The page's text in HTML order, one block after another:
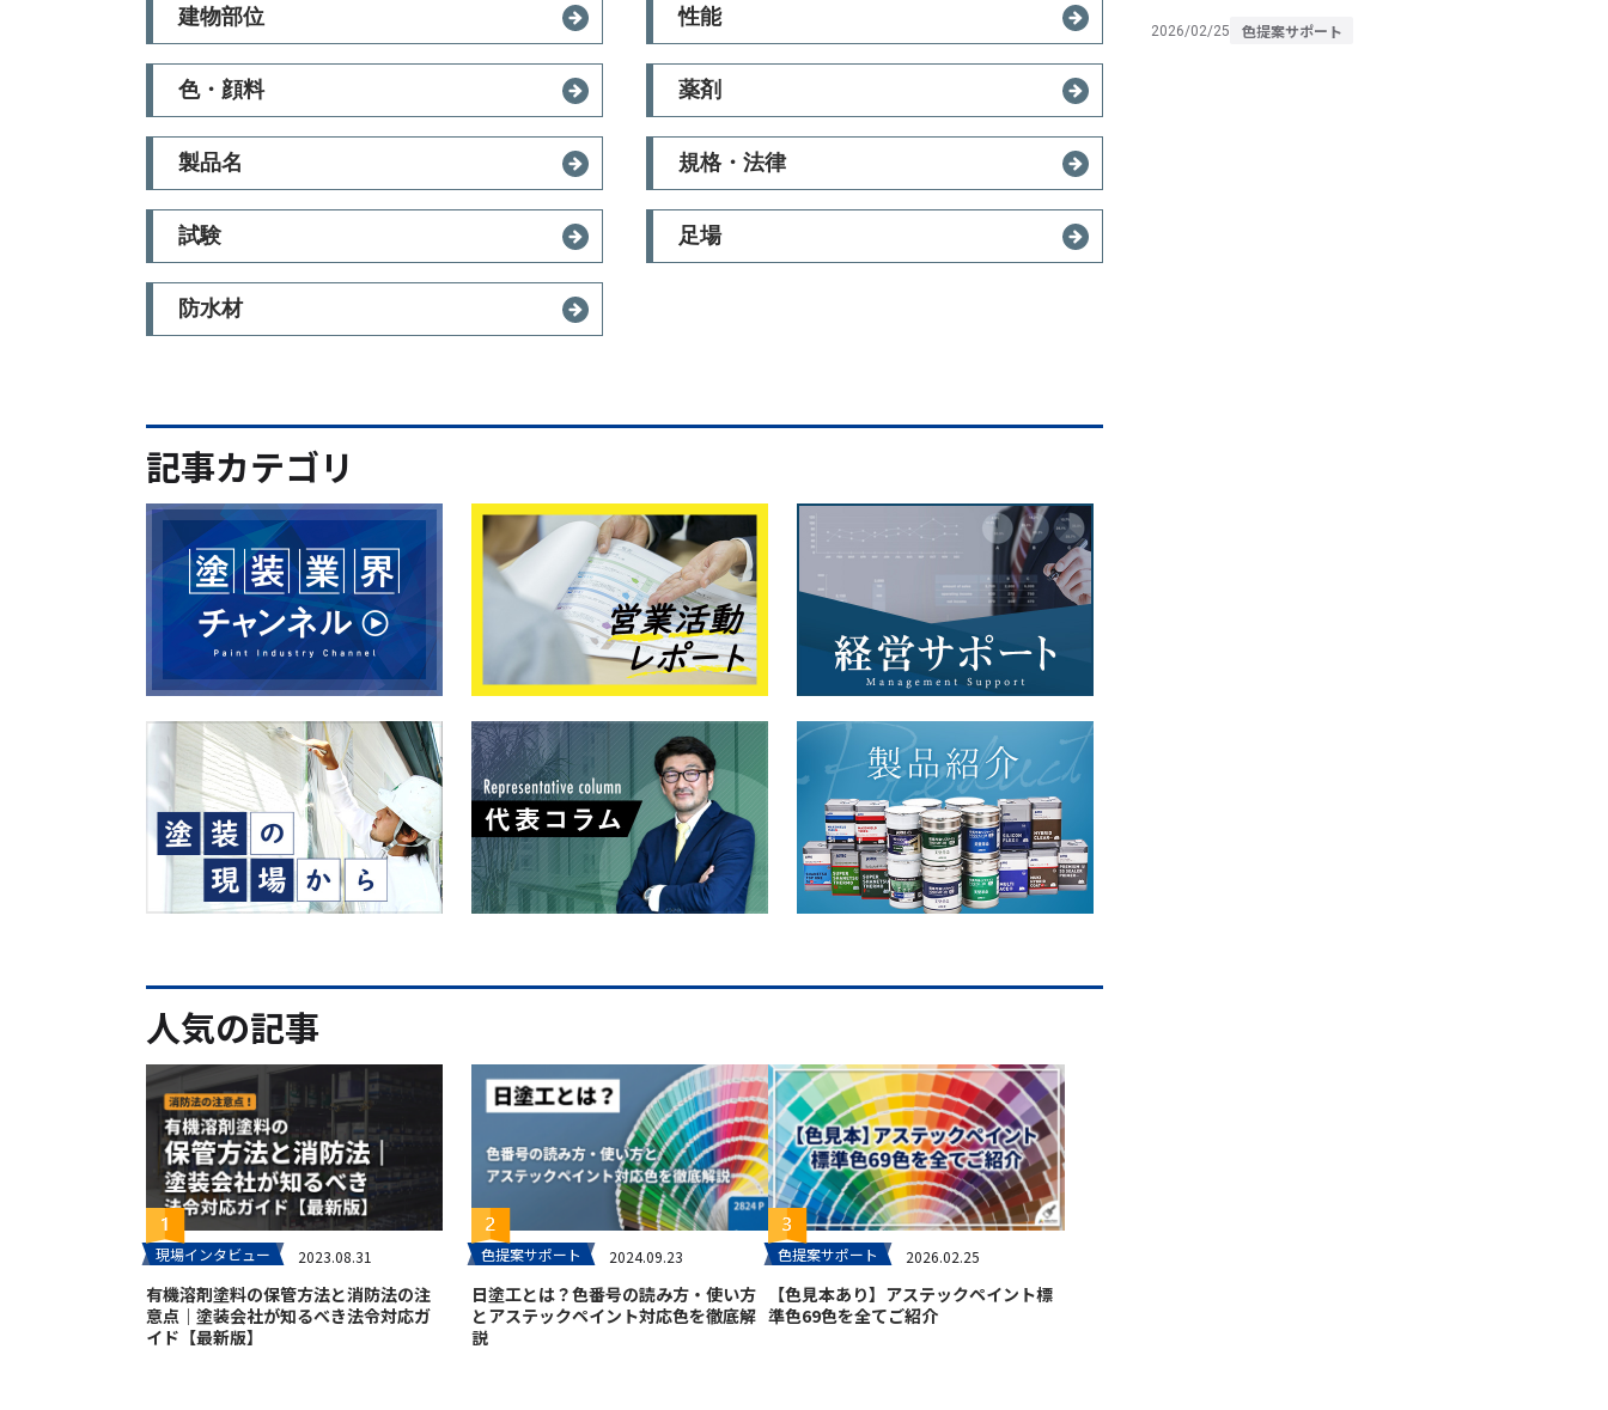
建物部位 性能
色・顔料 薬剤
製品名 規格・法律
試験 足場
防水材
記事カテゴリ
人気の記事
現場インタビュー 2023.08.31
有機溶剤塗料の保管方法と消防法の注
意点｜塗装会社が知るべき法令対応ガ
イド【最新版】
色提案サポート 2024.09.23
日塗工とは？色番号の読み方・使い方
とアステックペイント対応色を徹底解
説
色提案サポート 2026.02.25
【色見本あり】アステックペイント標
準色69色を全てご紹介
2026/02/25 色提案サポート